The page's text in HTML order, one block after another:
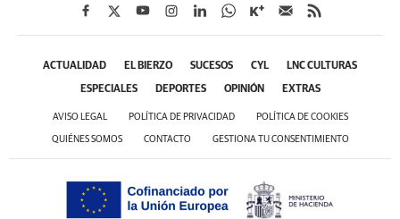
ACTUALIDAD EL BIERZO SUCESOS CYL LNC CULTURAS
ESPECIALES DEPORTES OPINIÓN EXTRAS
AVISO LEGAL POLÍTICA DE PRIVACIDAD POLÍTICA DE COOKIES
QUIÉNES SOMOS CONTACTO GESTIONA TU CONSENTIMIENTO